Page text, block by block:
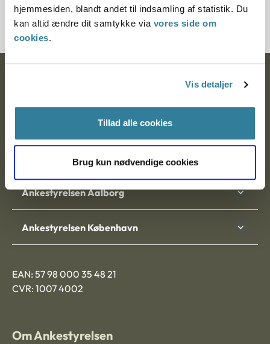
hjemmesiden, blandt andet til indsamling af statistik. Du
kan altid ændre dit samtykke via vores side om
cookies.
Vis detaljer
Tillad alle cookies
Brug kun nødvendige cookies
15283-92
Postadresse:
9000 Aalborg
Ankestyrelsen Aalborg
Ankestyrelsen København
EAN: 57 98 000 35 48 21
CVR: 1007 4002
Om Ankestyrelsen